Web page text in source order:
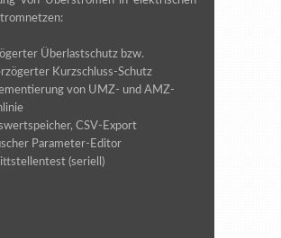
Überlastschutz bzw.
Kurzschluss-Schutz
von UMZ- und AMZ-
CSV-Export
Parameter-Editor
(seriell)